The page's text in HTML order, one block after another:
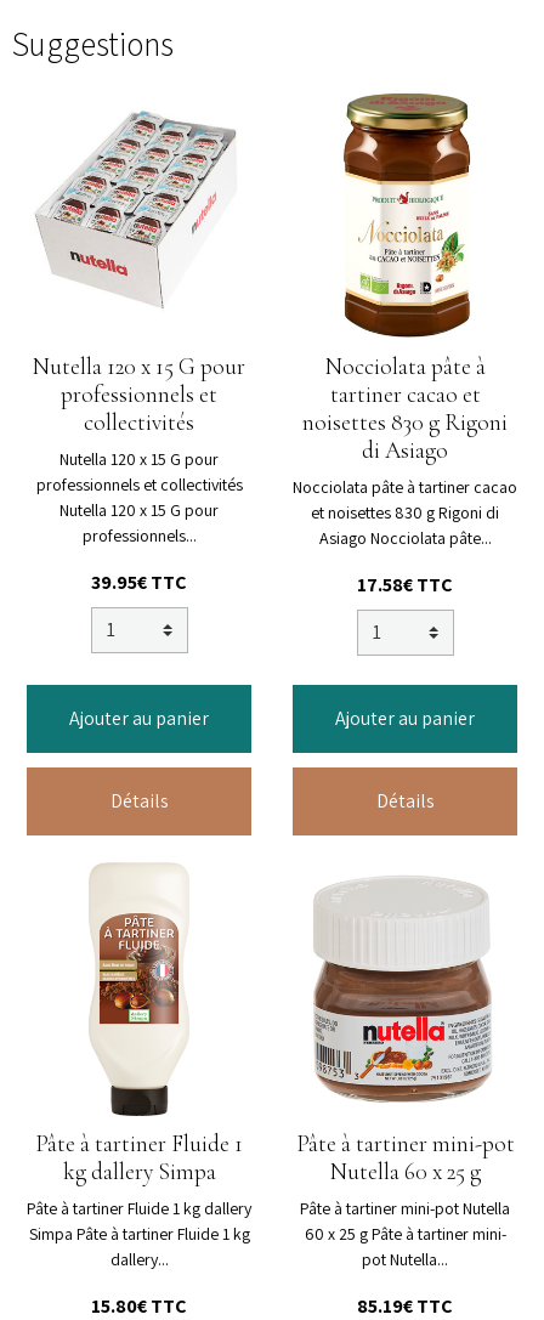
Suggestions
Nutella 120 x 15 G pour
professionnels et
collectivités
Nutella 120 x 15 G pour
professionnels et collectivités
Nutella 120 x 15 G pour
professionnels...
39.95€ TTC
Ajouter au panier
Détails
Nocciolata pâte à
tartiner cacao et
noisettes 830 g Rigoni
di Asiago
Nocciolata pâte à tartiner cacao
et noisettes 830 g Rigoni di
Asiago Nocciolata pâte...
17.58€ TTC
Ajouter au panier
Détails
Pâte à tartiner Fluide 1
kg dallery Simpa
Pâte à tartiner Fluide 1 kg dallery
Simpa Pâte à tartiner Fluide 1 kg
dallery...
15.80€ TTC
Pâte à tartiner mini-pot
Nutella 60 x 25 g
Pâte à tartiner mini-pot Nutella
60 x 25 g Pâte à tartiner mini-
pot Nutella...
85.19€ TTC